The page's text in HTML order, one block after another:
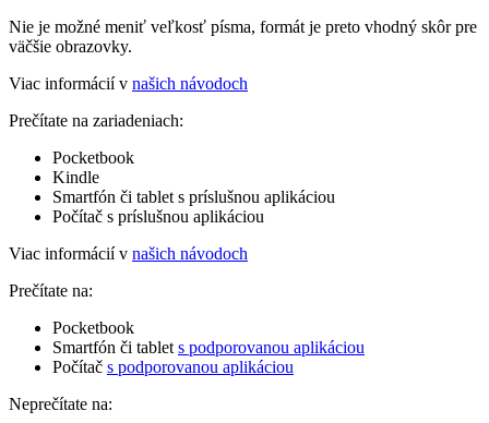
Nie je možné meniť veľkosť písma, formát je preto vhodný skôr pre
väčšie obrazovky.
Viac informácií v našich návodoch
Prečítate na zariadeniach:
Pocketbook
Kindle
Smartfón či tablet s príslušnou aplikáciou
Počítač s príslušnou aplikáciou
Viac informácií v našich návodoch
Prečítate na:
Pocketbook
Smartfón či tablet s podporovanou aplikáciou
Počítač s podporovanou aplikáciou
Neprečítate na: